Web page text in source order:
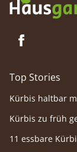
Top Stories
Kürbis haltbar
Kürbis zu früh
11 essbare